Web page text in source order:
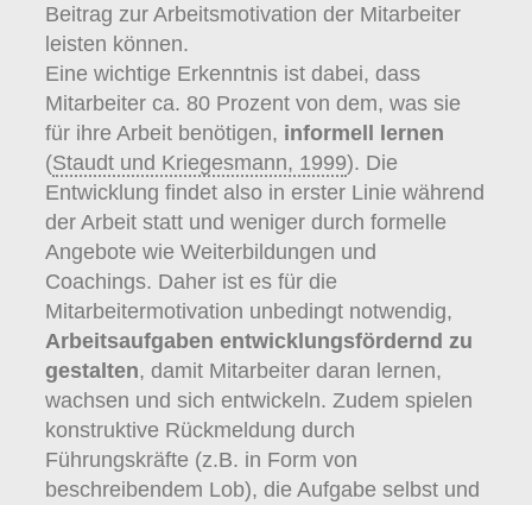
Beitrag zur Arbeitsmotivation der Mitarbeiter
leisten können.
Eine wichtige Erkenntnis ist dabei, dass
Mitarbeiter ca. 80 Prozent von dem, was sie
für ihre Arbeit benötigen, informell lernen
(Staudt und Kriegesmann, 1999). Die
Entwicklung findet also in erster Linie während
der Arbeit statt und weniger durch formelle
Angebote wie Weiterbildungen und
Coachings. Daher ist es für die
Mitarbeitermotivation unbedingt notwendig,
Arbeitsaufgaben entwicklungsfördernd zu
gestalten, damit Mitarbeiter daran lernen,
wachsen und sich entwickeln. Zudem spielen
konstruktive Rückmeldung durch
Führungskräfte (z.B. in Form von
beschreibendem Lob), die Aufgabe selbst und